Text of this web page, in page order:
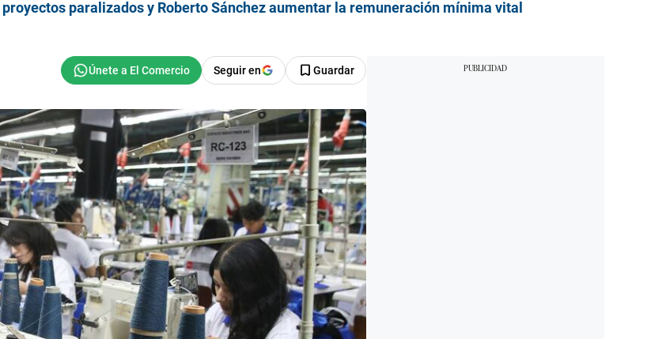
paralizados y Roberto Sánchez aumentar la remuneración mínima vital
Seguir en Guardar